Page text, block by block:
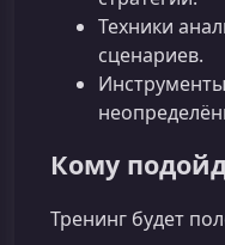
Техники
сценариев.
Кому
Тренинг будет